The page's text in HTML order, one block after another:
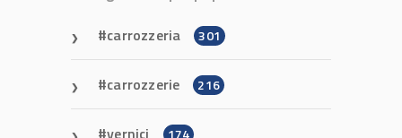
carrozzeria 301
carrozzerie 216
vernici 174